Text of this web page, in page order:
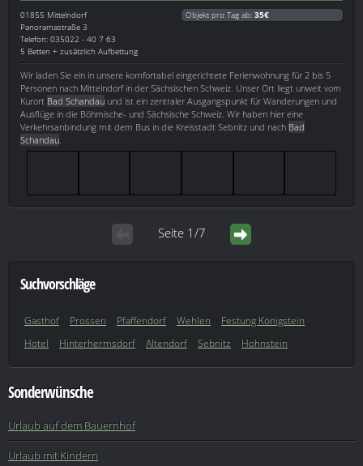
01855 Mittelndorf
Panoramastraße 3
Telefon: 035022 - 40 7 63
5 Betten + zusätzlich Aufbettung
Objekt pro Tag ab: 35€
Wir laden Sie ein in unsere komfortabel eingerichtete Ferienwohnung für 2 bis 5
Personen nach Mittelndorf in der Sächsischen Schweiz. Unser Ort liegt unweit vom
Kurort Bad Schandau und ist ein zentraler Ausgangspunkt für Wanderungen und
Ausflüge in die Böhmische- und Sächsische Schweiz. Wir haben hier eine
Verkehrsanbindung mit dem Bus in die Kreisstadt Sebnitz und nach Bad
Schandau
Seite 1/7
Suchvorschläge
Gasthof Prossen Pfaffendorf Wehlen
Festung Königstein
Hotel
Hinterhermsdorf Altendorf Sebnitz Hohnstein
Sonderwünsche
Urlaub auf dem Bauernhof
Urlaub mit Kindern